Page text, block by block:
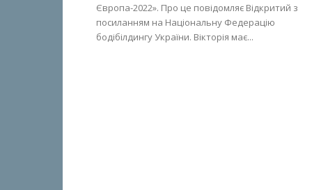
Європа-2022». Про це повідомляє Відкритий з
посиланням на Національну Федерацію
бодібілдингу України. Вікторія має...